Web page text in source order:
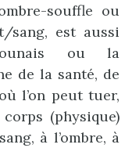
souffle ou
sang, est aussi
ou la
de la santé, de
l’on peut tuer,
(physique)
à l’ombre, à